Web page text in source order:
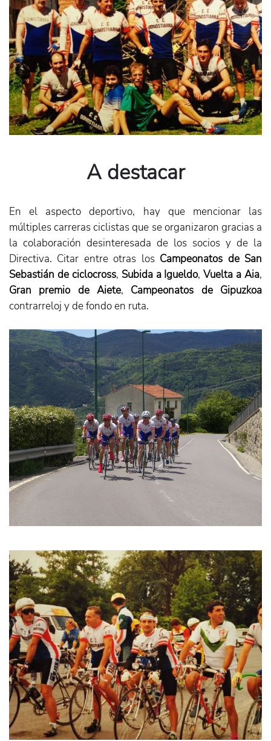
A destacar
En el aspecto deportivo, hay que mencionar las
múltiples carreras ciclistas que se organizaron gracias a
la colaboración desinteresada de los socios y de la
Directiva. Citar entre otras los Campeonatos de San
Sebastián de ciclocross, Subida a Igueldo,Vuelta a Aia,
Gran premio de Aiete, Campeonatos de Gipuzkoa
contrarreloj y de fondo en ruta.